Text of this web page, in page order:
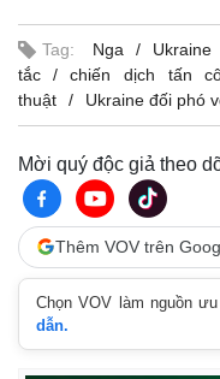
Tag: Nga Ukraine
tắc
chiến dịch tấn
thuật
Ukraine đối phó
Mời quý độc giả theo
Thêm VOV trên
Chọn VOV làm nguồn
dẫn.